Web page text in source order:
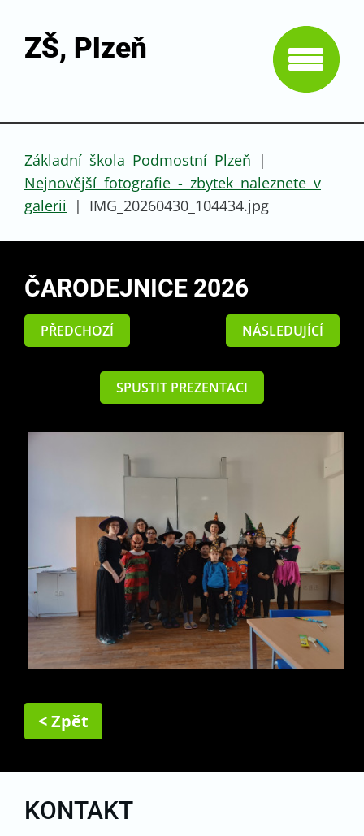
ZŠ, Plzeň
Základní škola Podmostní Plzeň |
Nejnovější fotografie - zbytek naleznete v
galerii | IMG_20260430_104434.jpg
ČARODEJNICE 2026
PŘEDCHOZÍ NÁSLEDUJÍCÍ
SPUSTIT PREZENTACI
< Zpět
KONTAKT